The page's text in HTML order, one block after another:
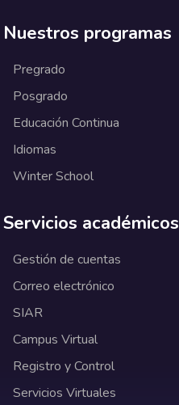
Nuestros programas
Pregrado
Posgrado
Educación Continua
Idiomas
Winter School
Servicios académicos
Gestión de cuentas
Correo electrónico
SIAR
Campus Virtual
Registro y Control
Servicios Virtuales